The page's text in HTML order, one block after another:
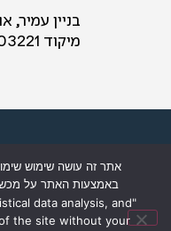
בניין עמיר,
מיקוד 3303221
באמצעות האתר על
data analysis, and
the site without your